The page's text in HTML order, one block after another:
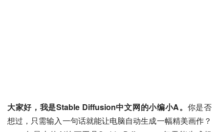
大家好，我是Stable Diffusion中文网的小编小A。 你是否
想过，只需输入一句话就能让电脑自动生成一幅精美画作？